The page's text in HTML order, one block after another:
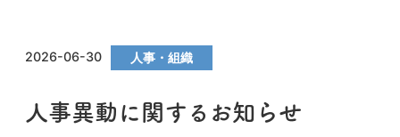
2026-06-30 人事・組織
人事異動に関するお知らせ